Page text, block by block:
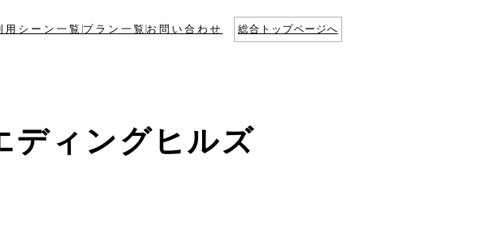
用シーン一覧 プラン一覧 お問い合わせ 総合トップページへ
ディングヒルズ